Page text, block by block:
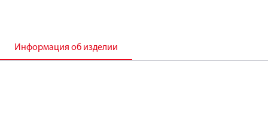
Информация об изделии